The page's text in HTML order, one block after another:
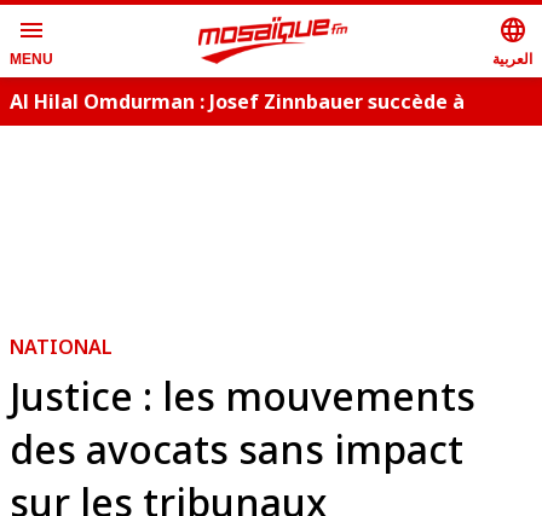
menu
MENU
language
العربية
Al Hilal Omdurman : Josef Zinnbauer succède à
NATIONAL
Justice : les mouvements
des avocats sans impact
sur les tribunaux